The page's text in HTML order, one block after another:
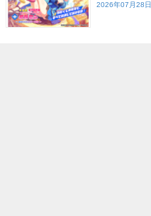
2026年07月28日